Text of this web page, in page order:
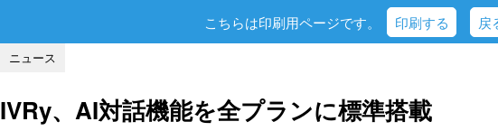
こちらは印刷用ページです。 印刷する 戻
ニュース
IVRy、AI対話機能を全プランに標準搭載